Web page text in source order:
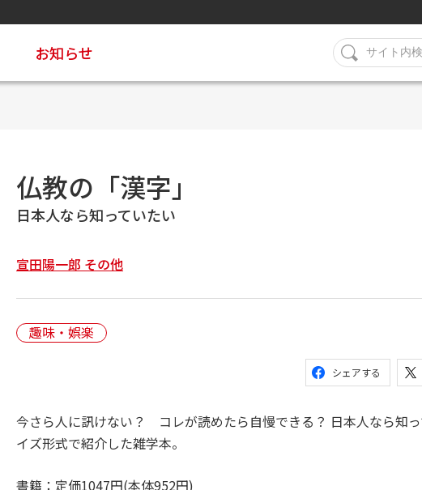
お知らせ
仏教の「漢字」
日本人なら知っていたい
宣田陽一郎 その他
趣味・娯楽
シェアする
今さら人に訊けない？ コレが読めたら自慢できる？ 日本人なら知
イズ形式で紹介した雑学本。
書籍：定価1047円(本体952円)